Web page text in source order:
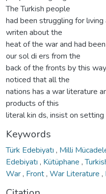
The Turkish people
had been struggling for
writen about the
heat of the war and had
our sol di ers from the
back of the fronts by this
noticed that all the
nations has a war literature
products of this
literal kin ds, insist on
Keywords
Türk Edebiyatı , Milli
Edebiyatı , Kütüphane ,
War, Front, War Literature ,